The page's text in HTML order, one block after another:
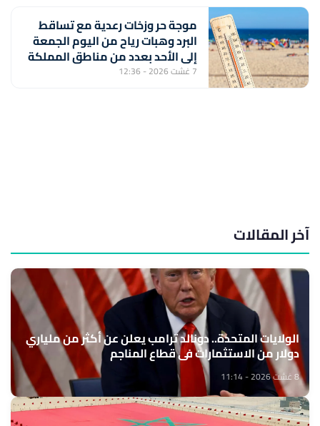
موجة حر وزخات رعدية مع تساقط
البرد وهبات رياح من اليوم الجمعة
إلى الأحد بعدد من مناطق المملكة
(نشرة إنذارية)
7 غشت 2026 - 12:36
آخر المقالات
الولايات المتحدة.. دونالد ترامب يعلن عن أكثر من ملياري
دولار من الاستثمارات في قطاع المناجم
8 غشت 2026 - 11:14